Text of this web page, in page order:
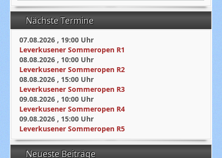
Nächste Termine
07.08.2026 , 19:00 Uhr
Leverkusener Sommeropen R1
08.08.2026 , 10:00 Uhr
Leverkusener Sommeropen R2
08.08.2026 , 15:00 Uhr
Leverkusener Sommeropen R3
09.08.2026 , 10:00 Uhr
Leverkusener Sommeropen R4
09.08.2026 , 15:00 Uhr
Leverkusener Sommeropen R5
Neueste Beiträge